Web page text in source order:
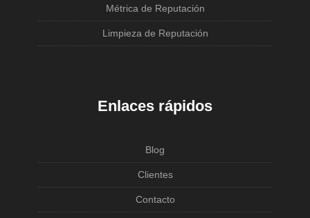
Métrica de Reputación
Limpieza de Reputación
Enlaces rápidos
Blog
Clientes
Contacto